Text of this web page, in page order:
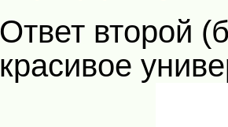
Ответ второй (более
красивое